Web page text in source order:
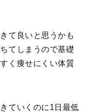
て良いと思うかも
てしまうので基礎
く痩せにくい体質
ていくのに1日最低